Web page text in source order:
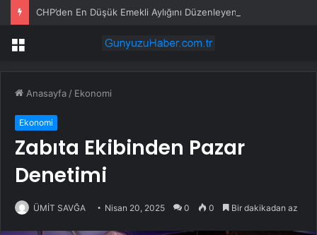
Menü
Anasayfa / Ekonomi
Ekonomi
Zabıta Ekibinden Pazar
Denetimi
ÜMİT SAVĞA Nisan 20, 2025 0 0 Bir dakikadan az